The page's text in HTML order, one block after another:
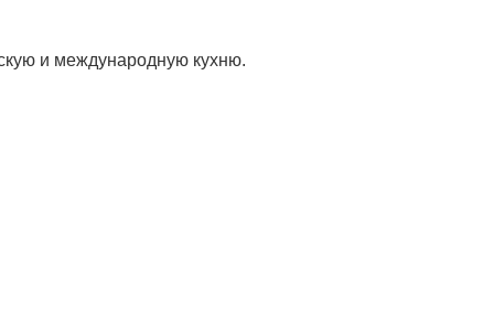
и международную кухню.